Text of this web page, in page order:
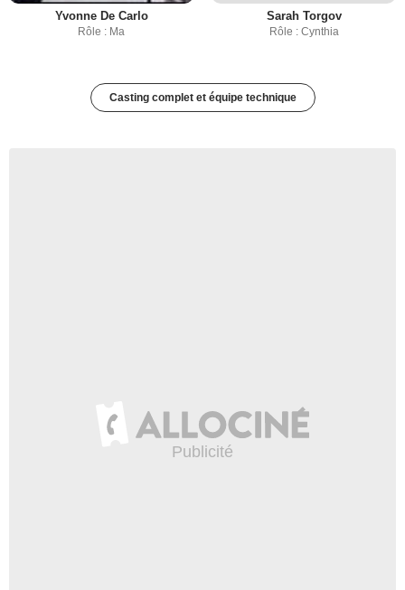
Yvonne De Carlo
Rôle : Ma
Sarah Torgov
Rôle : Cynthia
Casting complet et équipe technique